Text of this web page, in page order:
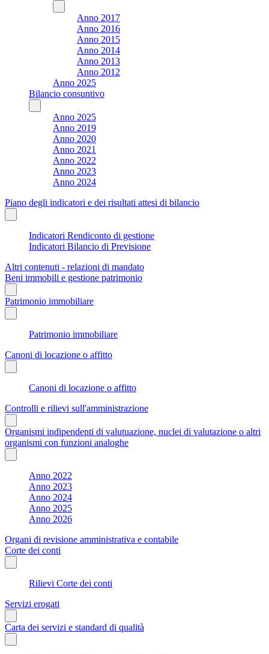
Anno 2017
Anno 2016
Anno 2015
Anno 2014
Anno 2013
Anno 2012
Anno 2025
Bilancio consuntivo
Anno 2025
Anno 2019
Anno 2020
Anno 2021
Anno 2022
Anno 2023
Anno 2024
Piano degli indicatori e dei risultati attesi di bilancio
Indicatori Rendiconto di gestione
Indicatori Bilancio di Previsione
Altri contenuti - relazioni di mandato
Beni immobili e gestione patrimonio
Patrimonio immobiliare
Patrimonio immobiliare
Canoni di locazione o affitto
Canoni di locazione o affitto
Controlli e rilievi sull'amministrazione
Organismi indipendenti di valutuazione, nuclei di valutazione o altri
organismi con funzioni analoghe
Anno 2022
Anno 2023
Anno 2024
Anno 2025
Anno 2026
Organi di revisione amministrativa e contabile
Corte dei conti
Rilievi Corte dei conti
Servizi erogati
Carta dei servizi e standard di qualità